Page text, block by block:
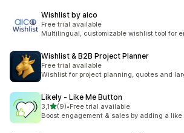
Wishlist by aico
Free trial available
Multilingual, customizable wishlist tool for
Wishlist & B2B Project Planner
Free trial available
Wishlist for project planning, quotes and
Likely ‑ Like Me Button
3,1av 5 stjerner
(9)
Totalt 9 omtaler
•Free trial available
Boost engagement & sales by adding a